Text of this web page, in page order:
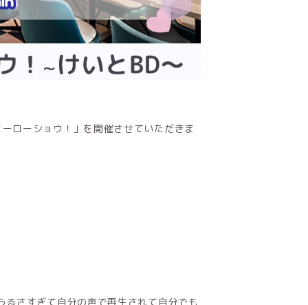
ローショウ！」を開催させていただきま
さすぎて自分の声で再生されて自分でも